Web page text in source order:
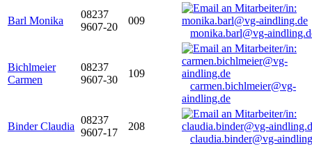
Barl Monika
08237
9607-20
009
monika.barl@vg-
Bichlmeier
Carmen
08237
9607-30
109
carmen.bichlmeier@vg-
aindling.de
Binder Claudia
08237
9607-17
208
claudia.binder@vg-